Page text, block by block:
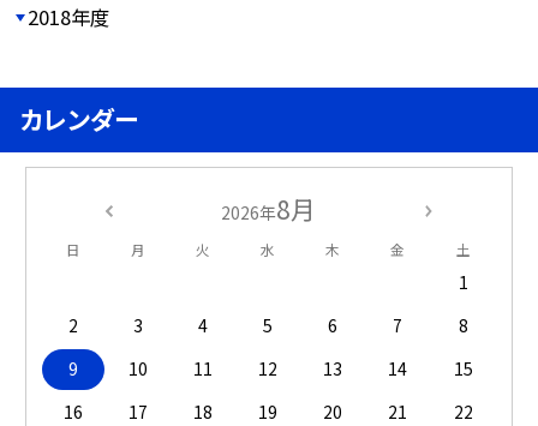
2018年度
カレンダー
2026年8月
日 月 火 水 木 金 土
1
2
3 4 5 6 7
8
9
10 11 12 13 14
15
16
17 18 19 20 21
22